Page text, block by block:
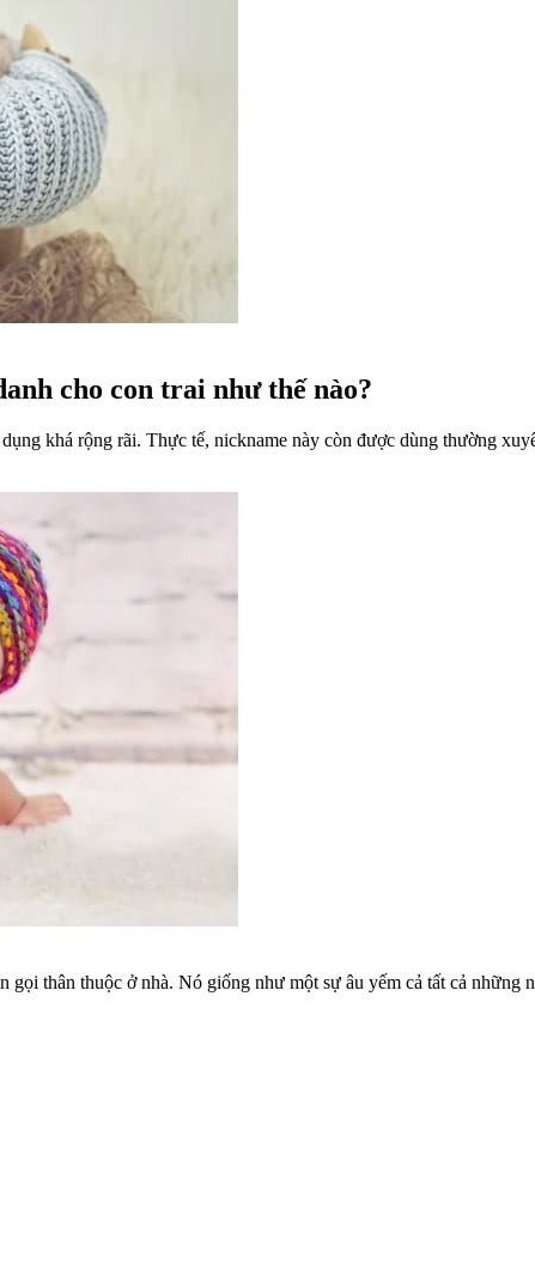
cho con trai như thế nào?
khá rộng rãi. Thực tế, nickname này còn được dùng thường
thân thuộc ở nhà. Nó giống như một sự âu yếm cả tất cả